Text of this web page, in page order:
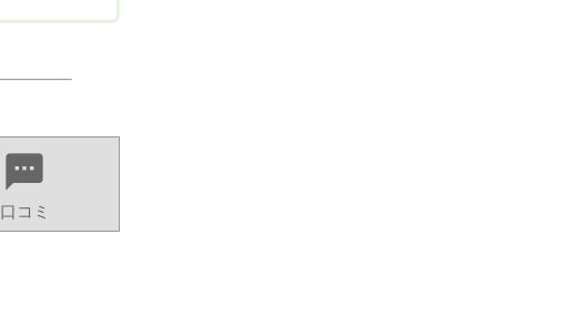
sms
口コミ